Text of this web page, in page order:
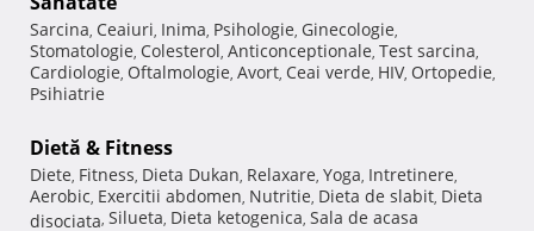
Sarcina, Ceaiuri, Inima, Psihologie, Ginecologie,
Stomatologie, Colesterol, Anticonceptionale, Test sarcina,
Cardiologie, Oftalmologie, Avort, Ceai verde, HIV, Ortopedie,
Psihiatrie
Dietă & Fitness
Diete, Fitness, Dieta Dukan, Relaxare, Yoga, Intretinere,
Aerobic, Exercitii abdomen, Nutritie, Dieta de slabit, Dieta
disociata, Silueta, Dieta ketogenica, Sala de acasa